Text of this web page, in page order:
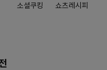
소셜쿠킹 쇼츠레시피